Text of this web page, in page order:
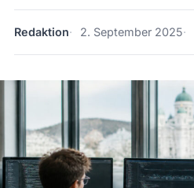
Redaktion 2. September 2025